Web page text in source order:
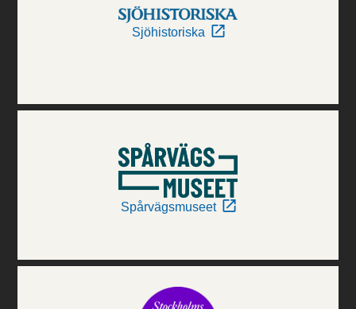
Sjöhistoriska
Spårvägsmuseet